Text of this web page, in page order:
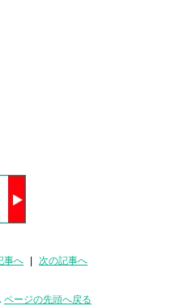
事へ 次の記事へ
ページの先頭へ戻る